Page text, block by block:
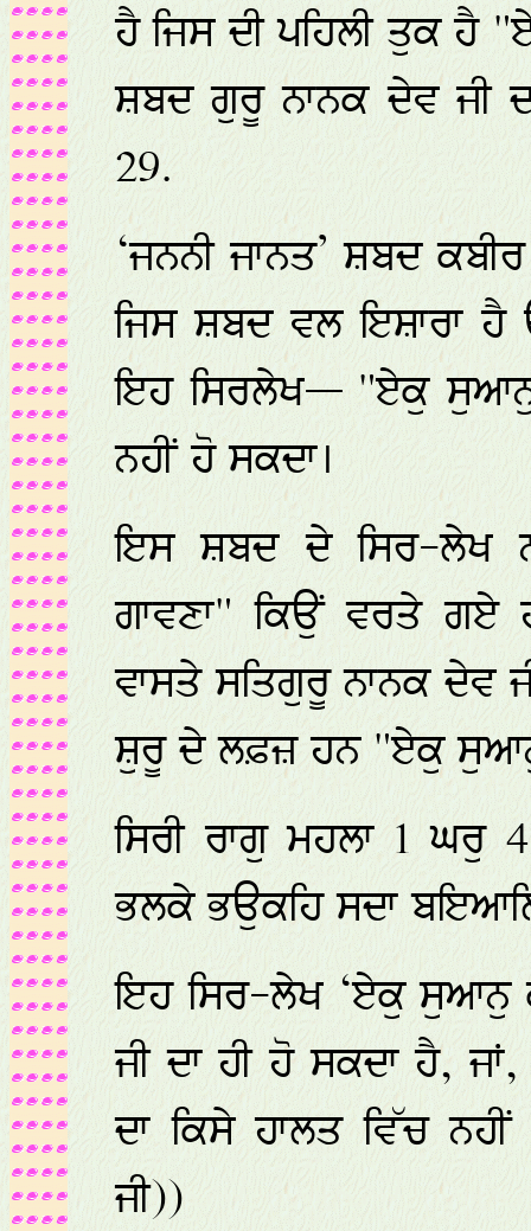
ਹੈ ਜਿਸ ਦੀ ਪਹਿਲੀ ਤੁਕ
ਸ਼ਬਦ ਗੁਰੂ ਨਾਨਕ ਦੇਵ ਜੀ
29.
‘ਜਨਨੀ ਜਾਨਤ’ ਸ਼ਬਦ
ਜਿਸ ਸ਼ਬਦ ਵਲ ਇਸ਼ਾਰਾ
ਇਹ ਸਿਰਲੇਖ— "ਏਕੁ ਸੁਆਨੁ
ਨਹੀਂ ਹੋ ਸਕਦਾ।
ਇਸ ਸ਼ਬਦ ਦੇ ਸਿਰ-ਲੇਖ
ਗਾਵਣਾ" ਕਿਉਂ ਵਰਤੇ
ਵਾਸਤੇ ਸਤਿਗੁਰੂ ਨਾਨਕ ਦੇਵ
ਸ਼ੁਰੂ ਦੇ ਲਫ਼ਜ਼ ਹਨ "ਏਕੁ
ਸਿਰੀ ਰਾਗੁ ਮਹਲਾ 1
ਭਲਕੇ ਭਉਕਹਿ ਸਦਾ
ਇਹ ਸਿਰ-ਲੇਖ ‘ਏਕੁ ਸੁਆਨੁ
ਜੀ ਦਾ ਹੀ ਹੋ ਸਕਦਾ ਹੈ,
ਦਾ ਕਿਸੇ ਹਾਲਤ ਵਿੱਚ ਨਹੀਂ
ਜੀ))